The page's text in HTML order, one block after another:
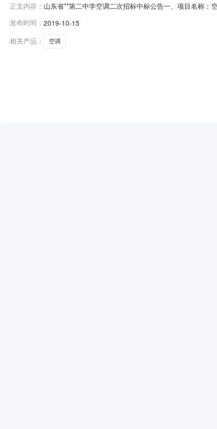
正文内容： 山东省**第二中学空调二次招标中标公告一、项目名称
员会成员名单：宋兆海,范书锋,刘莉,孙强,刘清华主要中
发布时间： 2019-10-15
相关产品：
空调